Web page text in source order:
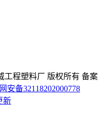
工程塑料厂 版权所有 备案
安备32118202000778
新